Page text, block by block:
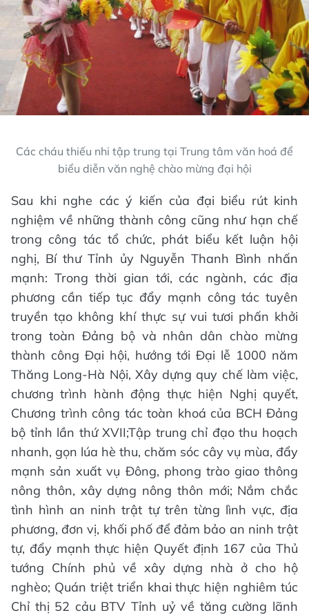
Các cháu thiếu nhi tập trung tại Trung tâm văn hoá để
biểu diễn văn nghệ chào mừng đại hội
Sau khi nghe các ý kiến của đại biểu rút kinh
nghiệm về những thành công cũng như hạn chế
trong công tác tổ chức, phát biểu kết luận hội
nghị, Bí thư Tỉnh ủy Nguyễn Thanh Bình nhấn
mạnh: Trong thời gian tới, các ngành, các địa
phương cần tiếp tục đẩy mạnh công tác tuyên
truyền tạo không khí thực sự vui tươi phấn khởi
trong toàn Đảng bộ và nhân dân chào mừng
thành công Đại hội, hướng tới Đại lễ 1000 năm
Thăng Long-Hà Nội, Xây dựng quy chế làm việc,
chương trình hành động thực hiện Nghị quyết,
Chương trình công tác toàn khoá của BCH Đảng
bộ tỉnh lần thứ XVII;Tập trung chỉ đạo thu hoạch
nhanh, gọn lúa hè thu, chăm sóc cây vụ mùa, đẩy
mạnh sản xuất vụ Đông, phong trào giao thông
nông thôn, xây dựng nông thôn mới; Nắm chắc
tình hình an ninh trật tự trên từng lình vực, địa
phương, đơn vị, khối phố để đảm bảo an ninh trật
tự, đẩy mạnh thực hiện Quyết định 167 của Thủ
tướng Chính phủ về xây dựng nhà ở cho hộ
nghèo; Quán triệt triển khai thực hiện nghiêm túc
Chỉ thị 52 cảu BTV Tỉnh uỷ về tăng cường lãnh